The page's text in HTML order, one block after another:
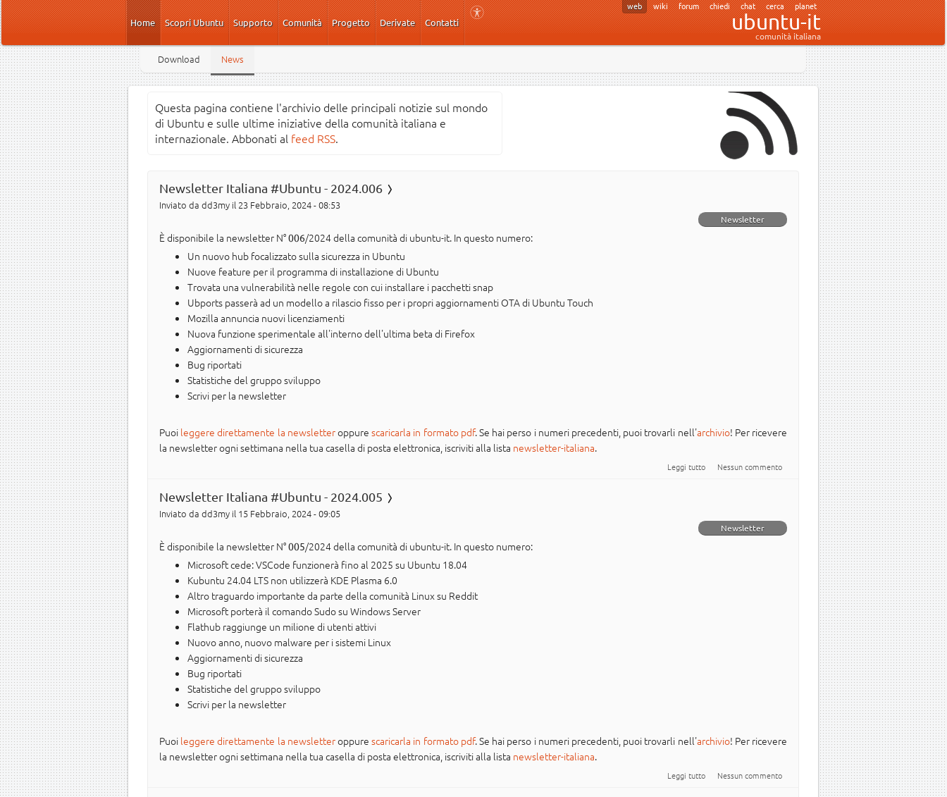
Salta al contenuto principale
Home
Scopri Ubuntu Supporto Comunità Progetto Derivate Contatti
web wiki forum chiedi chat cerca planet
ubuntu-it
comunità italiana
Download News
Questa pagina contiene l'archivio delle principali notizie sul mondo
di Ubuntu e sulle ultime iniziative della comunità italiana e
internazionale. Abbonati al feed RSS.
Newsletter Italiana #Ubuntu - 2024.006
Inviato da dd3my il 23 Febbraio, 2024 - 08:53
Newsletter
È disponibile la newsletter N°006/2024 della comunità di ubuntu-it. In questo numero:
Un nuovo hub focalizzato sulla sicurezza in Ubuntu
Nuove feature per il programma di installazione di Ubuntu
Trovata una vulnerabilità nelle regole con cui installare i pacchetti snap
Ubports passerà ad un modello a rilascio fisso per i propri aggiornamenti OTA di Ubuntu Touch
Mozilla annuncia nuovi licenziamenti
Nuova funzione sperimentale all'interno dell'ultima beta di Firefox
Aggiornamenti di sicurezza
Bug riportati
Statistiche del gruppo sviluppo
Scrivi per la newsletter
Puoi leggere direttamente la newsletteroppurescaricarla in formato pdf. Se hai perso i numeri precedenti, puoi trovarli nell'archivio! Per ricevere
la newsletter ogni settimana nella tua casella di posta elettronica, iscriviti alla lista newsletter-italiana.
Leggi tutto su Newsletter Italiana #Ubuntu - 2024.006
Nessun commento
Newsletter Italiana #Ubuntu - 2024.005
Inviato da dd3my il 15 Febbraio, 2024 - 09:05
Newsletter
È disponibile la newsletter N°005/2024 della comunità di ubuntu-it. In questo numero:
Microsoft cede: VSCode funzionerà fino al 2025 su Ubuntu 18.04
Kubuntu 24.04 LTS non utilizzerà KDE Plasma 6.0
Altro traguardo importante da parte della comunità Linux su Reddit
Microsoft porterà il comando Sudo su Windows Server
Flathub raggiunge un milione di utenti attivi
Nuovo anno, nuovo malware per i sistemi Linux
Aggiornamenti di sicurezza
Bug riportati
Statistiche del gruppo sviluppo
Scrivi per la newsletter
Puoi leggere direttamente la newsletteroppurescaricarla in formato pdf. Se hai perso i numeri precedenti, puoi trovarli nell'archivio! Per ricevere
la newsletter ogni settimana nella tua casella di posta elettronica, iscriviti alla lista newsletter-italiana.
Leggi tutto su Newsletter Italiana #Ubuntu - 2024.005
Nessun commento